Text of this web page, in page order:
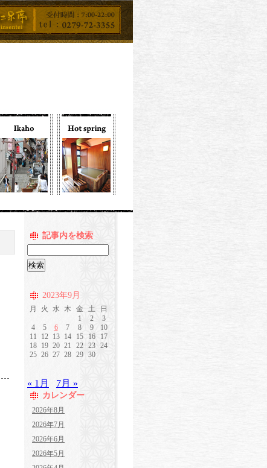
記事内を検索
2023年9月
月 火 水 木 金 土
日
1
2
3
4
5 6 7 8 9
10
11
12 13 14 15 16
17
18
19 20 21 22 23 24
25 26 27 28 29 30
« 1月 7月 »
カレンダー
2026年8月
2026年7月
2026年6月
2026年5月